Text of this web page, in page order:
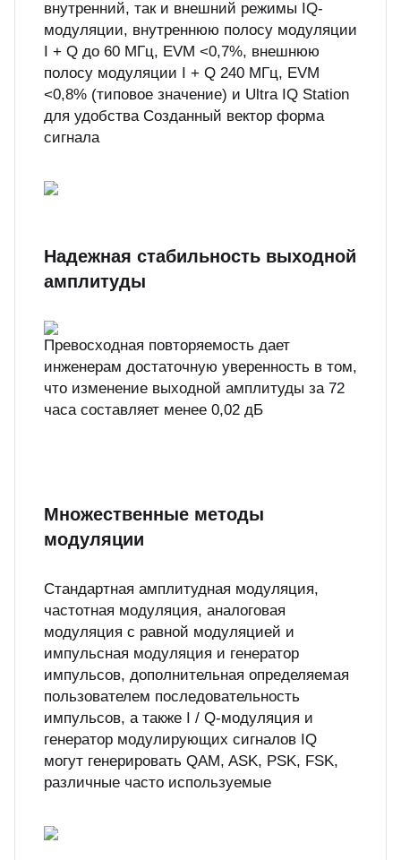
внутренний, так и внешний режимы IQ-
модуляции, внутреннюю полосу модуляции
I + Q до 60 МГц, EVM <0,7%, внешнюю
полосу модуляции I + Q 240 МГц, EVM
<0,8% (типовое значение) и Ultra IQ Station
для удобства Созданный вектор форма
сигнала
Надежная стабильность выходной
амплитуды
Превосходная повторяемость дает
инженерам достаточную уверенность в том,
что изменение выходной амплитуды за 72
часа составляет менее 0,02 дБ
Множественные методы
модуляции
Стандартная амплитудная модуляция,
частотная модуляция, аналоговая
модуляция с равной модуляцией и
импульсная модуляция и генератор
импульсов, дополнительная определяемая
пользователем последовательность
импульсов, а также I / Q-модуляция и
генератор модулирующих сигналов IQ
могут генерировать QAM, ASK, PSK, FSK,
различные часто используемые